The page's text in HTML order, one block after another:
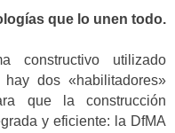
que lo unen todo.
constructivo utilizado
dos «habilitadores»
que la construcción
y eficiente: la DfMA